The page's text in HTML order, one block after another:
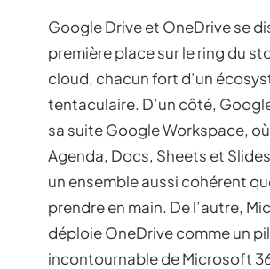
Google Drive et OneDrive se
première place sur le ring du
cloud, chacun fort d’un
tentaculaire. D’un côté,
sa suite Google Workspace,
Agenda, Docs, Sheets et
un ensemble aussi cohérent
prendre en main. De l’autre,
déploie OneDrive comme un
incontournable de Microsoft